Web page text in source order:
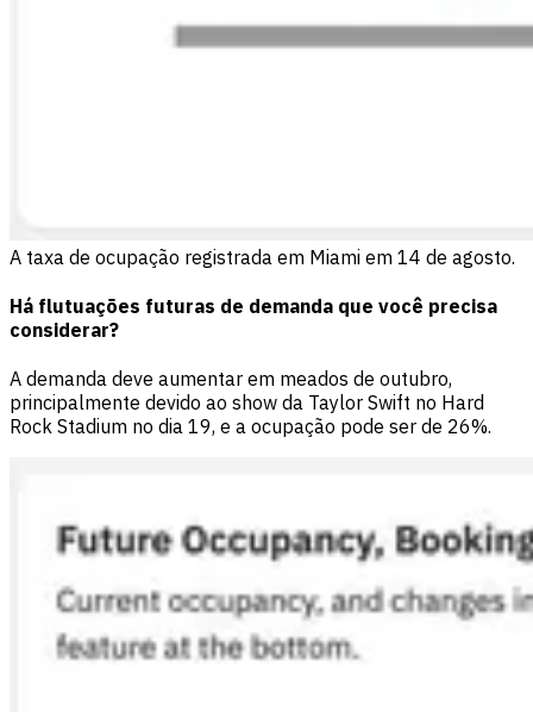
A taxa de ocupação registrada em Miami em 14 de agosto.
Há flutuações futuras de demanda que você precisa
considerar?
A demanda deve aumentar em meados de outubro,
principalmente devido ao show da Taylor Swift no Hard
Rock Stadium no dia 19, e a ocupação pode ser de 26%.